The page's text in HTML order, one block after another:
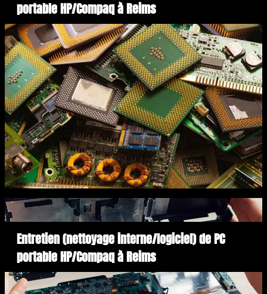
portable HP/Compaq à Reims
Entretien (nettoyage interne/logiciel) de PC
portable HP/Compaq à Reims